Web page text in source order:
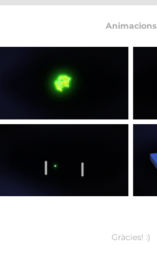
Animacions
Gràcies! :)